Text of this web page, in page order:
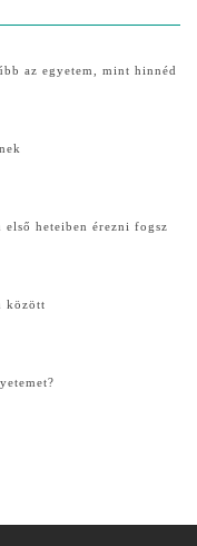
az egyetem, mint hinnéd
első heteiben érezni fogsz
között